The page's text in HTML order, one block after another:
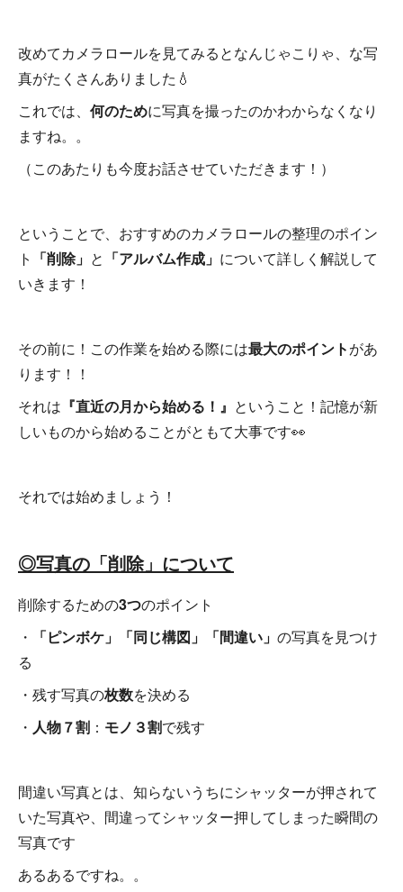
改めてカメラロールを見てみるとなんじゃこりゃ、な写
真がたくさんありました💧
これでは、 何のために写真を撮ったのかわからなくなり
ますね。。
（このあたりも今度お話させていただきます！）
ということで、おすすめのカメラロールの整理のポイン
ト 「削除」 と 「アルバム作成」 について詳しく解説して
いきます！
その前に！この作業を始める際には最大のポイントがあ
ります！！
それは 『直近の月から始める！』 ということ！記憶が新
しいものから始めることがともて大事です👀
それでは始めましょう！
◎写真の「削除」について
削除するための3つのポイント
・
「ピンボケ」「同じ構図」「間違い」 の写真を見つけ
る
・残す写真の枚数を決める
・ 人物７割 ： モノ３割で残す
間違い写真とは、知らないうちにシャッターが押されて
いた写真や、間違ってシャッター押してしまった瞬間の
写真です
あるあるですね。。